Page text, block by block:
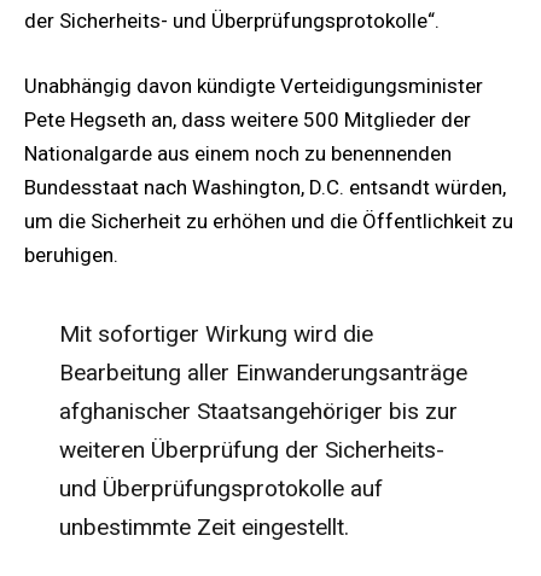
der Sicherheits- und Überprüfungsprotokolle“.
Unabhängig davon kündigte Verteidigungsminister
Pete Hegseth an, dass weitere 500 Mitglieder der
Nationalgarde aus einem noch zu benennenden
Bundesstaat nach Washington, D.C. entsandt würden,
um die Sicherheit zu erhöhen und die Öffentlichkeit zu
beruhigen.
Mit sofortiger Wirkung wird die
Bearbeitung aller Einwanderungsanträge
afghanischer Staatsangehöriger bis zur
weiteren Überprüfung der Sicherheits-
und Überprüfungsprotokolle auf
unbestimmte Zeit eingestellt.